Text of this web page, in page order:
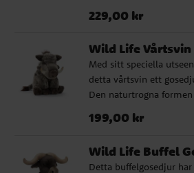
kvaliteten passar den
till dop, babyshower
Naturtroget gosedjur
spädbarn från 0
Pris: 229,00 kr
229,00 kr
Wild Life Vårtsvin
Med sitt speciella
detta vårtsvin ett
Den naturtrogna
Det här är också en
tryggt och fint att ge
Pris: 199,00 kr
199,00 kr
Wild Life Buffel
Detta buffelgosedjur